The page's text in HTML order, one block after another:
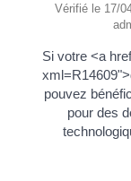
Vérifié le 17/
Si votre <a
pouvez
pour des